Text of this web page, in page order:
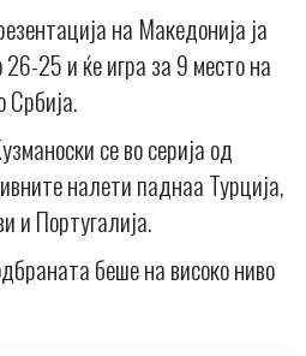
на Македонија ја
25 и ќе игра за 9 место на
Србија.
се во серија од
налети паднаа Турција,
и Португалија.
беше на високо ниво